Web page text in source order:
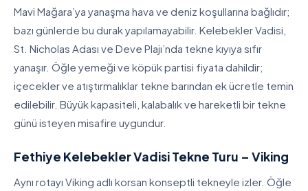
Mavi Mağara’ya yanaşma hava ve deniz koşullarına bağlıdır;
bazı günlerde bu durak yapılamayabilir. Kelebekler Vadisi,
St. Nicholas Adası ve Deve Plajı’nda tekne kıyıya sıfır
yanaşır. Öğle yemeği ve köpük partisi fiyata dahildir;
içecekler ve atıştırmalıklar tekne barından ek ücretle temin
edilebilir. Büyük kapasiteli, kalabalık ve hareketli bir tekne
günü isteyen misafire uygundur.
Fethiye Kelebekler Vadisi Tekne Turu – Viking
Aynı rotayı Viking adlı korsan konseptli tekneyle izler. Öğle